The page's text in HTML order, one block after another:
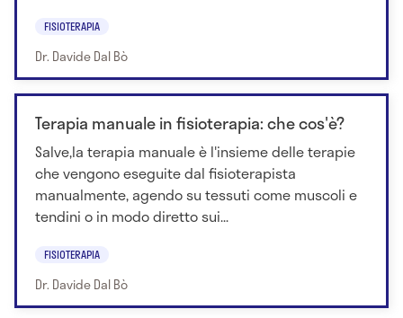
FISIOTERAPIA
Dr. Davide Dal Bò
Terapia manuale in fisioterapia: che cos'è?
Salve,la terapia manuale è l'insieme delle terapie
che vengono eseguite dal fisioterapista
manualmente, agendo su tessuti come muscoli e
tendini o in modo diretto sui...
FISIOTERAPIA
Dr. Davide Dal Bò